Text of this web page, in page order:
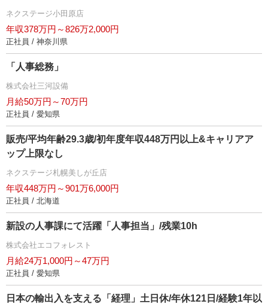
ネクステージ小田原店
年収378万円～826万2,000円
正社員 / 神奈川県
「人事総務」
株式会社三河設備
月給50万円～70万円
正社員 / 愛知県
販売/平均年齢29.3歳/初年度年収448万円以上&キャリアア
ップ上限なし
ネクステージ札幌美しが丘店
年収448万円～901万6,000円
正社員 / 北海道
新設の人事課にて活躍「人事担当」/残業10h
株式会社エコフォレスト
月給24万1,000円～47万円
正社員 / 愛知県
日本の輸出入を支える「経理」土日休/年休121日/経験1年以